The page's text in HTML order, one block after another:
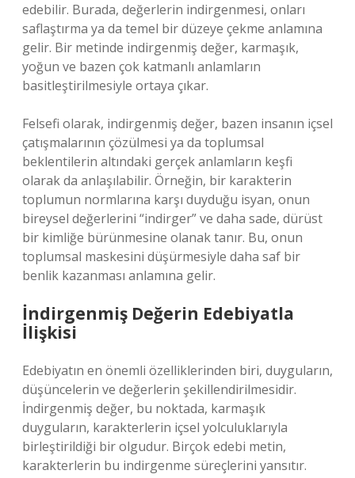
edebilir. Burada, değerlerin indirgenmesi, onları
saflaştırma ya da temel bir düzeye çekme anlamına
gelir. Bir metinde indirgenmiş değer, karmaşık,
yoğun ve bazen çok katmanlı anlamların
basitleştirilmesiyle ortaya çıkar.
Felsefi olarak, indirgenmiş değer, bazen insanın içsel
çatışmalarının çözülmesi ya da toplumsal
beklentilerin altındaki gerçek anlamların keşfi
olarak da anlaşılabilir. Örneğin, bir karakterin
toplumun normlarına karşı duyduğu isyan, onun
bireysel değerlerini “indirger” ve daha sade, dürüst
bir kimliğe bürünmesine olanak tanır. Bu, onun
toplumsal maskesini düşürmesiyle daha saf bir
benlik kazanması anlamına gelir.
İndirgenmiş Değerin Edebiyatla
İlişkisi
Edebiyatın en önemli özelliklerinden biri, duyguların,
düşüncelerin ve değerlerin şekillendirilmesidir.
İndirgenmiş değer, bu noktada, karmaşık
duyguların, karakterlerin içsel yolculuklarıyla
birleştirildiği bir olgudur. Birçok edebi metin,
karakterlerin bu indirgenme süreçlerini yansıtır.